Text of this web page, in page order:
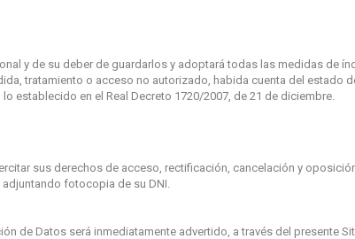
y de su deber de guardarlos y adoptará todas las medidas de
tratamiento o acceso no autorizado, habida cuenta del estado
establecido en el Real Decreto 1720/2007, de 21 de diciembre.
sus derechos de acceso, rectificación, cancelación y
adjuntando fotocopia de su DNI.
de Datos será inmediatamente advertido, a través del presente